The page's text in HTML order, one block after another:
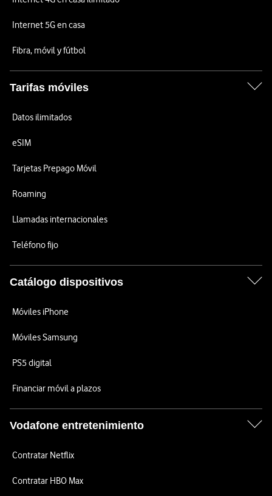
Internet 5G en casa
Fibra, móvil y fútbol
Tarifas móviles
Datos ilimitados
eSIM
Tarjetas Prepago Móvil
Roaming
Llamadas internacionales
Teléfono fijo
Catálogo dispositivos
Móviles iPhone
Móviles Samsung
PS5 digital
Financiar móvil a plazos
Vodafone entretenimiento
Contratar Netflix
Contratar HBO Max